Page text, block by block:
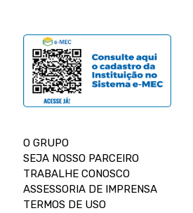
O GRUPO
SEJA NOSSO PARCEIRO
TRABALHE CONOSCO
ASSESSORIA DE IMPRENSA
TERMOS DE USO